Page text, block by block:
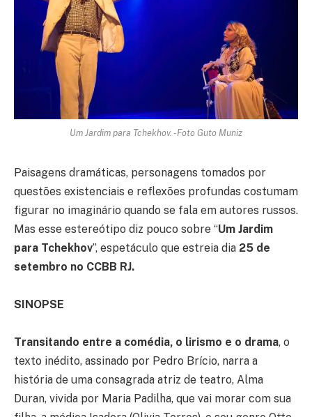
Um Jardim para Tchekhov. -Foto Guto Muniz
Paisagens dramáticas, personagens tomados por
questões existenciais e reflexões profundas costumam
figurar no imaginário quando se fala em autores russos.
Mas esse estereótipo diz pouco sobre “Um Jardim
para Tchekhov”, espetáculo que estreia dia 25 de
setembro no CCBB RJ.
SINOPSE
Transitando entre a comédia, o lirismo e o drama, o
texto inédito, assinado por Pedro Brício, narra a
história de uma consagrada atriz de teatro, Alma
Duran, vivida por Maria Padilha, que vai morar com sua